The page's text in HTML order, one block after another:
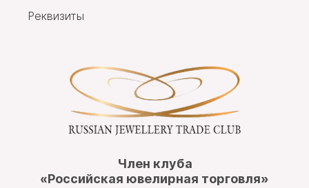
Реквизиты
Член клуба
«Российская ювелирная торговля»